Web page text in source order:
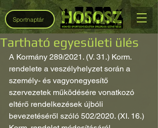
Sportnaptár
Tartható egyesületi ülés
A Kormány 289/2021. (V. 31.) Korm.
rendelete a veszélyhelyzet során a
személy- és vagyonegyesítő
szervezetek működésére vonatkozó
eltérő rendelkezések újbóli
bevezetéséről szóló 502/2020. (XI. 16.)